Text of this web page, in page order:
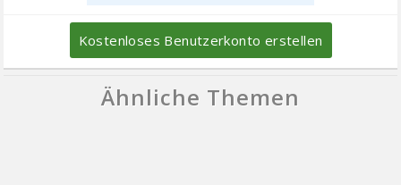
Kostenloses Benutzerkonto erstellen
Ähnliche Themen